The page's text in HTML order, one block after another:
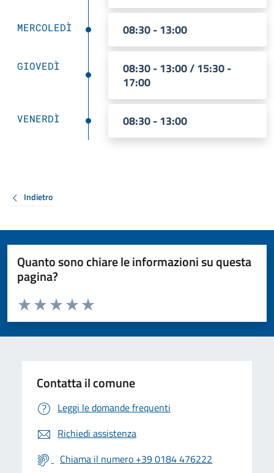
MERCOLEDÌ 08:30 - 13:00
GIOVEDÌ
08:30 - 13:00 / 15:30 -
17:00
VENERDÌ 08:30 - 13:00
Indietro
Quanto sono chiare le informazioni su questa
pagina?
Valuta da 1 a 5 stelle la pagina
Valuta 5 stelle su 5
Valuta 4 stelle su 5
Valuta 3 stelle su 5
Valuta 2 stelle su 5
Valuta 1 stelle su 5
Contatta il comune
Leggi le domande frequenti
Richiedi assistenza
Chiama il numero +39 0184 476222